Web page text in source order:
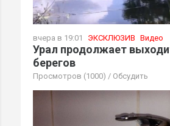
вчера в 19:01 ЭКСКЛЮЗИВ Видео
Урал продолжает
берегов
Просмотров (1000) / Обсудить